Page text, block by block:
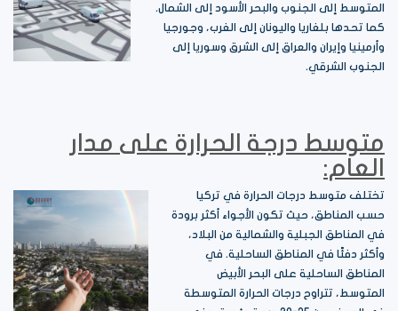
المتوسط ​​إلى الجنوب والبحر الأسود إلى الشمال.
كما تحدها بلغاريا واليونان إلى الغرب، وجورجيا
وأرمينيا وإيران والعراق إلى الشرق وسوريا إلى
الجنوب الشرقي.
متوسط درجة الحرارة على مدار
العام:
تختلف متوسط درجات الحرارة في تركيا
حسب المناطق، حيث تكون الأجواء أكثر برودة
في المناطق الجبلية والشمالية من البلاد،
وأكثر دفئًا في المناطق الساحلية. في
المناطق الساحلية على البحر الأبيض
المتوسط، تتراوح درجات الحرارة المتوسطة